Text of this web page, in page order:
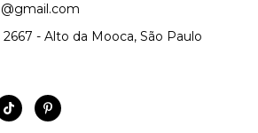
- Alto da Mooca, São Paulo